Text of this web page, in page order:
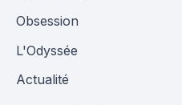
Obsession
L'Odyssée
Actualité